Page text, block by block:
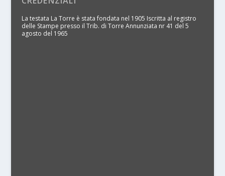
La testata La Torre è stata fondata nel 1905 Iscritta al registro
delle Stampe presso il Trib. di Torre Annunziata nr 41 del 5
agosto del 1965